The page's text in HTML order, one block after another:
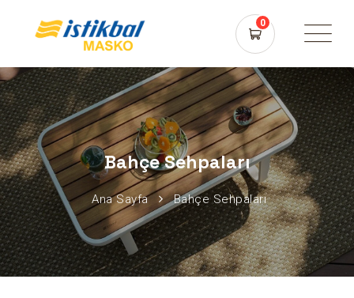
0
Bahçe Sehpaları
Ana Sayfa Bahçe Sehpaları